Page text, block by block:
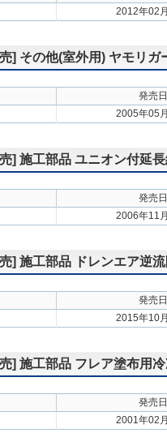
2012年02
] その他(室外用) ヤモリガ
発売日
2005年05
] 施工部品 ユニオン付延
発売日
2006年11
] 施工部品 ドレンエア逆
発売日
2015年10
] 施工部品 フレア塗布用
発売日
2001年02